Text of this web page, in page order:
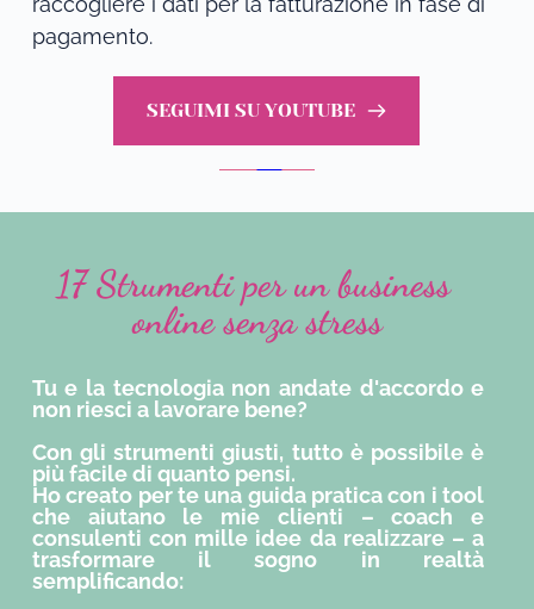
pagamento.
SEGUIMI SU YOUTUBE
17 Strumenti per un business
online senza stress
Tu e la tecnologia non andate d'accordo e
non riesci a lavorare bene?
Con gli strumenti giusti, tutto è possibile è
più facile di quanto pensi.
Ho creato per te una guida pratica con i tool
che aiutano le mie clienti – coach e
consulenti con mille idee da realizzare – a
trasformare il sogno in realtà
semplificando: